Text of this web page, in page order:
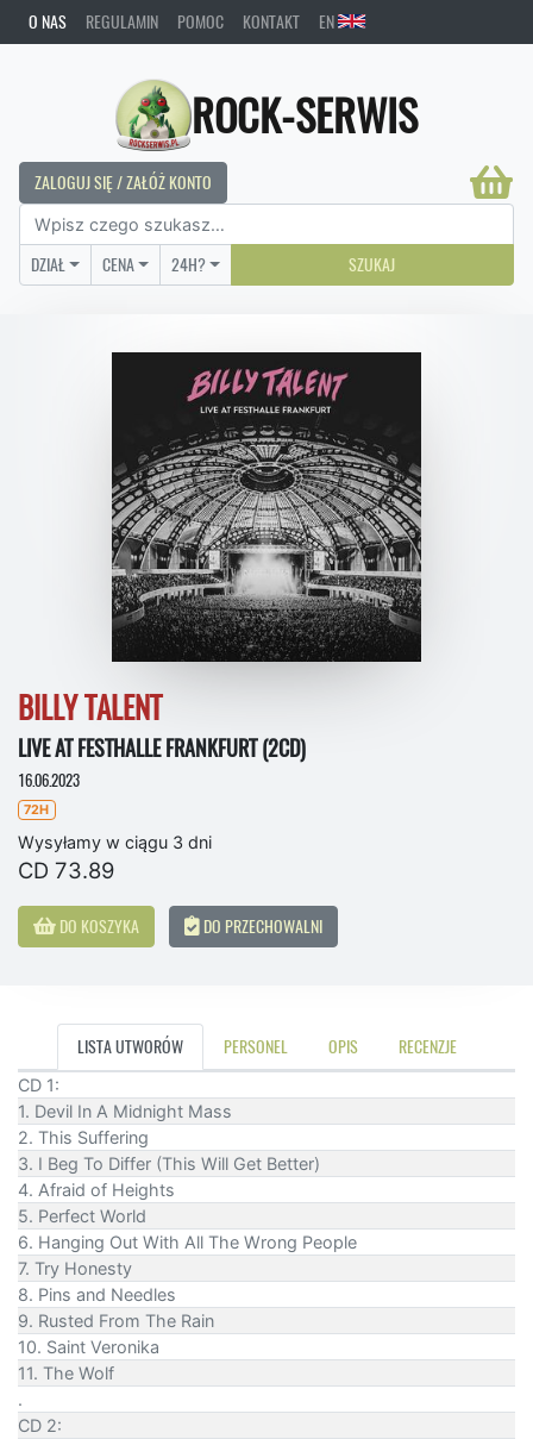
O NAS REGULAMIN POMOC KONTAKT EN
ROCK-SERWIS
ZALOGUJ SIĘ / ZAŁÓŻ KONTO
DZIAŁ CENA 24H? SZUKAJ
BILLY TALENT
LIVE AT FESTHALLE FRANKFURT (2CD)
16.06.2023
72H
Wysyłamy w ciągu 3 dni
CD 73.89
DO KOSZYKA DO PRZECHOWALNI
LISTA UTWORÓW PERSONEL OPIS RECENZJE
CD 1:
1. Devil In A Midnight Mass
2. This Suffering
3. I Beg To Differ (This Will Get Better)
4. Afraid of Heights
5. Perfect World
6. Hanging Out With All The Wrong People
7. Try Honesty
8. Pins and Needles
9. Rusted From The Rain
10. Saint Veronika
11. The Wolf
.
CD 2: